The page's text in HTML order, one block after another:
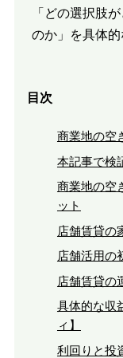
「どの選択肢
のか」を具体
目次
商業地の空
本記事で検
商業地の空
ット
店舗賃貸の
店舗活用の
店舗賃貸の
具体的な収
ィ】
利回りと投